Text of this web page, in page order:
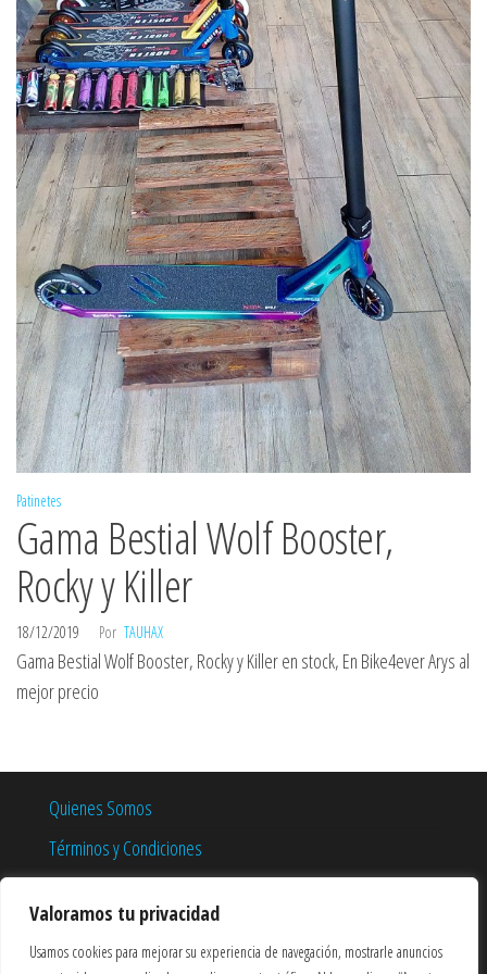
Valoramos tu privacidad
Usamos cookies para mejorar su experiencia de navegación, mostrarle anuncios
Patinetes
Gama Bestial Wolf Booster,
Rocky y Killer
18/12/2019 Por TAUHAX
Gama Bestial Wolf Booster, Rocky y Killer en stock, En Bike4ever Arys al
mejor precio
Quienes Somos
Términos y Condiciones
Política de Cookies